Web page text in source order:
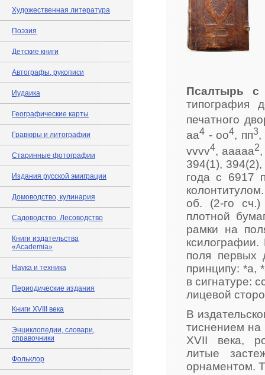
Художественная литература
Поэзия
Детские книги
Автографы, рукописи
Иудаика
Географические карты
Гравюры и литографии
Старинные фотографии
Издания русской эмиграции
Домоводство, кулинария
Садоводство. Лесоводство
Книги издательства
«Academia»
Наука и техника
Периодические издания
Книги XVIII века
Энциклопедии, словари,
справочники
Фольклор
Псалтырь
типография
печатного
аа4 - оо4, пп3,
vvvv4, ааааа2
394(1),
года с 6917
об. (2-го
плотной
рамки на
ксилографии.
поля первых
принципу: *а,
в сигнатуре:
лицевой
В
тиснением на
XVII века,
литые
орнаментом.